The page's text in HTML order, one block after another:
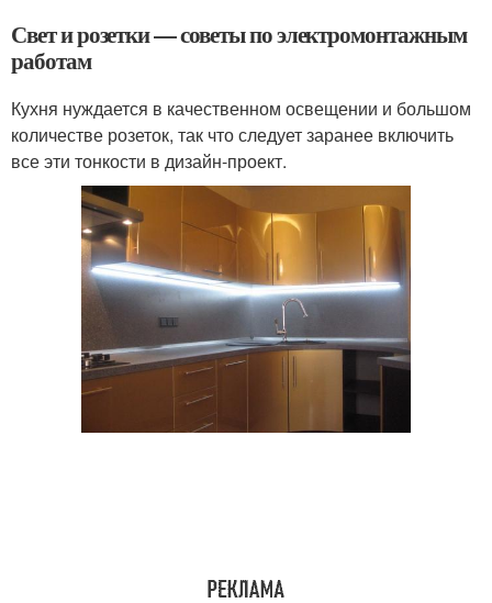
Свет и розетки — советы по электромонтажным
работам
Кухня нуждается в качественном освещении и большом
количестве розеток, так что следует заранее включить
все эти тонкости в дизайн-проект.